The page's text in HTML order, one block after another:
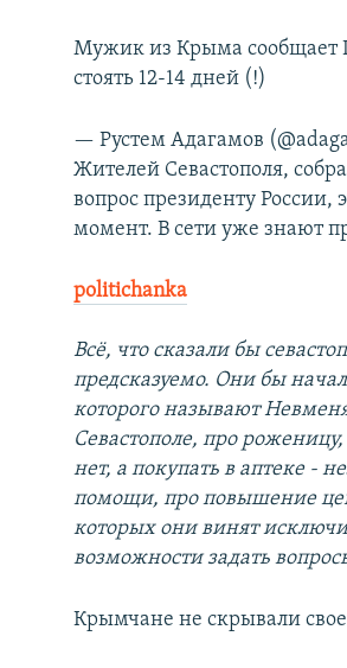
Мужик из Крыма сообщает
стоять 12-14 дней (!)
— Рустем Адагамов
Жителей Севастополя,
вопрос президенту
момент. В сети уже знают
politichanka
Всё, что сказали бы
предсказуемо. Они бы
которого называют
Севастополе, про
нет, а покупать в аптеке -
помощи, про повышение
которых они винят
возможности задать
Крымчане не скрывали